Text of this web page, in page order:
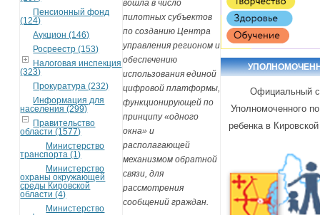
Пенсионный фонд
(124)
Аукцион (146)
Росреестр (153)
Налоговая инспекция
(323)
Прокуратура (232)
Информация для
населения (299)
Правительство
области (1577)
Министерство
транспорта (1)
Министерство
охраны окружающей
среды Кировской
области (4)
Министерство
вошла в число
пилотных субъектов
по созданию Центра
управления регионом и
обеспечению
использования единой
цифровой платформы,
функционирующей по
принципу «одного
окна» и
располагающей
механизмом обратной
связи, для
рассмотрения
сообщений граждан.
Официальный
Уполномоченного
ребенка в